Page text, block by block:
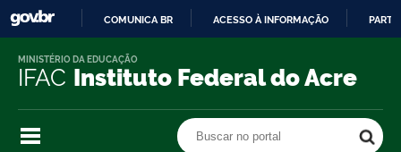
O
COMUNICA BR ACESSO À INFORMAÇÃO
IFAC Instituto Federal do Acre
MINISTÉRIO DA EDUCAÇÃO
Buscar no portal